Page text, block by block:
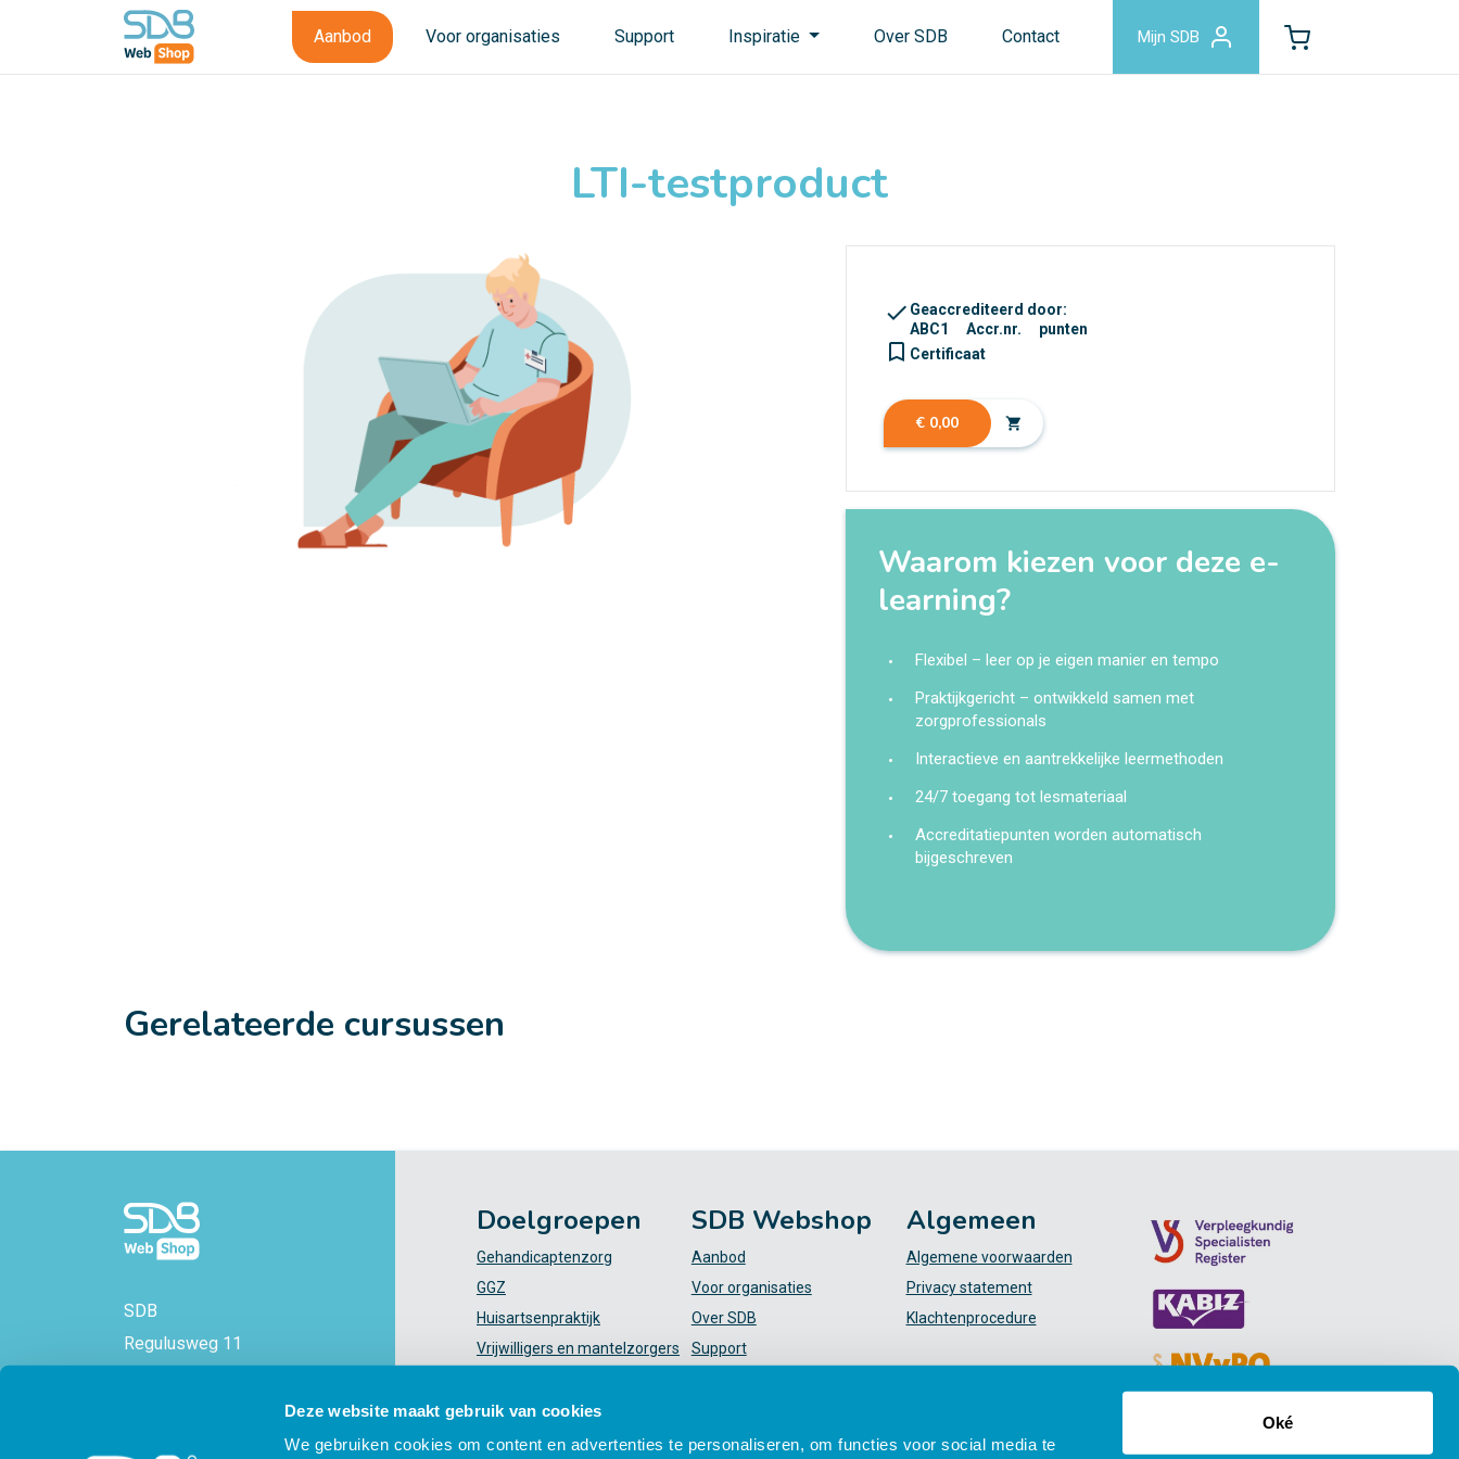
Deze website maakt gebruik van cookies
We gebruiken cookies om content en advertenties te personaliseren, om functies voor social media te
Oké
Aanbod Voor organisaties Support Inspiratie Over SDB Contact Mijn SDB
LTI-testproduct
check Geaccrediteerd door:
ABC1
Accr.nr. punten
turned_in_not Certificaat
€ 0,00 shopping_cart
Waarom kiezen voor deze e-
learning?
Flexibel – leer op je eigen manier en tempo
Praktijkgericht – ontwikkeld samen met
zorgprofessionals
Interactieve en aantrekkelijke leermethoden
24/7 toegang tot lesmateriaal
Accreditatiepunten worden automatisch
bijgeschreven
Gerelateerde cursussen
SDB
Regulusweg 11
Doelgroepen
Gehandicaptenzorg
GGZ
Huisartsenpraktijk
Vrijwilligers en mantelzorgers
Ziekenhuis
Helpende (plus)
SDB Webshop
Aanbod
Voor organisaties
Over SDB
Support
Algemeen
Algemene voorwaarden
Privacy statement
Klachtenprocedure